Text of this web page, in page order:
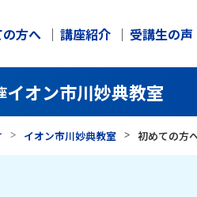
方へ 講座紹介 受講生の声
イオン市川妙典教室
イオン市川妙典教室 初めての方